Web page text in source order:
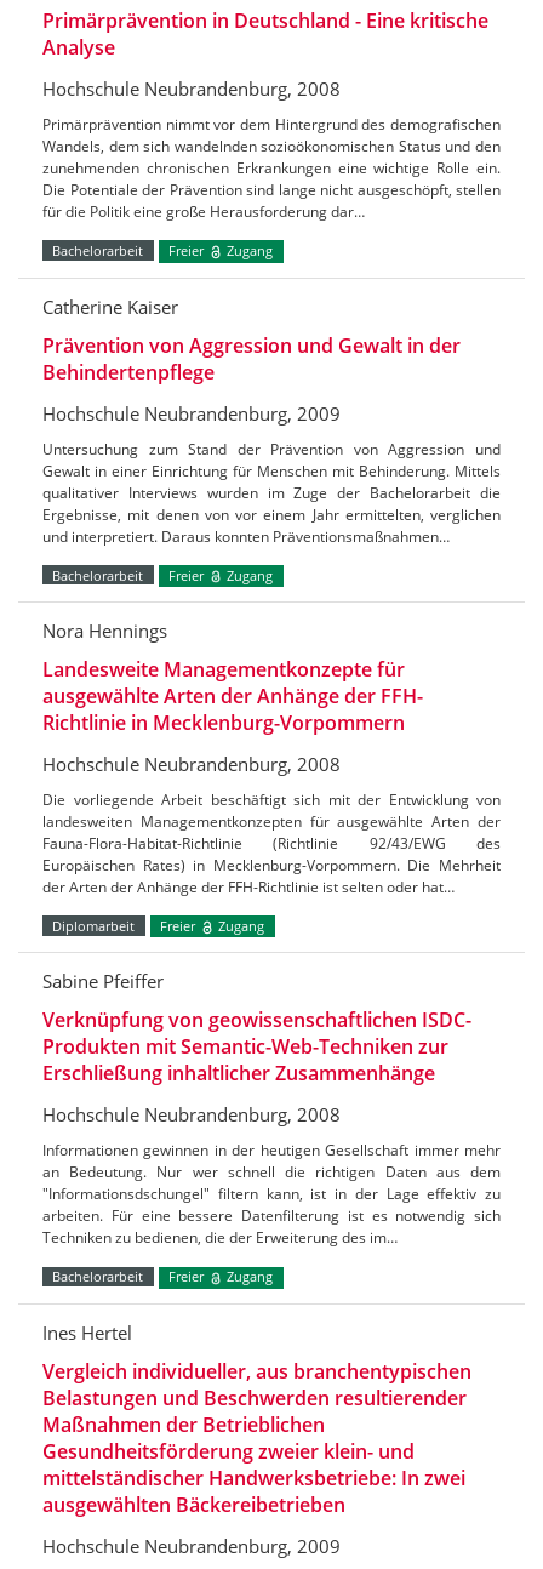
Primärprävention in Deutschland - Eine kritische
Analyse
Hochschule Neubrandenburg, 2008
Primärprävention nimmt vor dem Hintergrund des demografischen
Wandels, dem sich wandelnden sozioökonomischen Status und den
zunehmenden chronischen Erkrankungen eine wichtige Rolle ein.
Die Potentiale der Prävention sind lange nicht ausgeschöpft, stellen
für die Politik eine große Herausforderung dar…
Bachelorarbeit Freier Zugang
Catherine Kaiser
Prävention von Aggression und Gewalt in der
Behindertenpflege
Hochschule Neubrandenburg, 2009
Untersuchung zum Stand der Prävention von Aggression und
Gewalt in einer Einrichtung für Menschen mit Behinderung. Mittels
qualitativer Interviews wurden im Zuge der Bachelorarbeit die
Ergebnisse, mit denen von vor einem Jahr ermittelten, verglichen
und interpretiert. Daraus konnten Präventionsmaßnahmen…
Bachelorarbeit Freier Zugang
Nora Hennings
Landesweite Managementkonzepte für
ausgewählte Arten der Anhänge der FFH-
Richtlinie in Mecklenburg-Vorpommern
Hochschule Neubrandenburg, 2008
Die vorliegende Arbeit beschäftigt sich mit der Entwicklung von
landesweiten Managementkonzepten für ausgewählte Arten der
Fauna-Flora-Habitat-Richtlinie (Richtlinie 92/43/EWG des
Europäischen Rates) in Mecklenburg-Vorpommern. Die Mehrheit
der Arten der Anhänge der FFH-Richtlinie ist selten oder hat…
Diplomarbeit Freier Zugang
Sabine Pfeiffer
Verknüpfung von geowissenschaftlichen ISDC-
Produkten mit Semantic-Web-Techniken zur
Erschließung inhaltlicher Zusammenhänge
Hochschule Neubrandenburg, 2008
Informationen gewinnen in der heutigen Gesellschaft immer mehr
an Bedeutung. Nur wer schnell die richtigen Daten aus dem
"Informationsdschungel" filtern kann, ist in der Lage effektiv zu
arbeiten. Für eine bessere Datenfilterung ist es notwendig sich
Techniken zu bedienen, die der Erweiterung des im…
Bachelorarbeit Freier Zugang
Ines Hertel
Vergleich individueller, aus branchentypischen
Belastungen und Beschwerden resultierender
Maßnahmen der Betrieblichen
Gesundheitsförderung zweier klein- und
mittelständischer Handwerksbetriebe: In zwei
ausgewählten Bäckereibetrieben
Hochschule Neubrandenburg, 2009